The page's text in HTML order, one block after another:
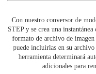
Con nuestro conversor de
STEP y se crea una
formato de archivo de
puede incluirlas en su
herramienta determinará
adicionales para